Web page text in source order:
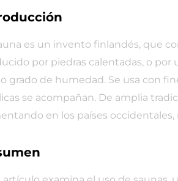
es un invento finlandés, que
por piedras calentadas, o
grado de humedad. Se usa con
se acompañan. De amplia
en los países